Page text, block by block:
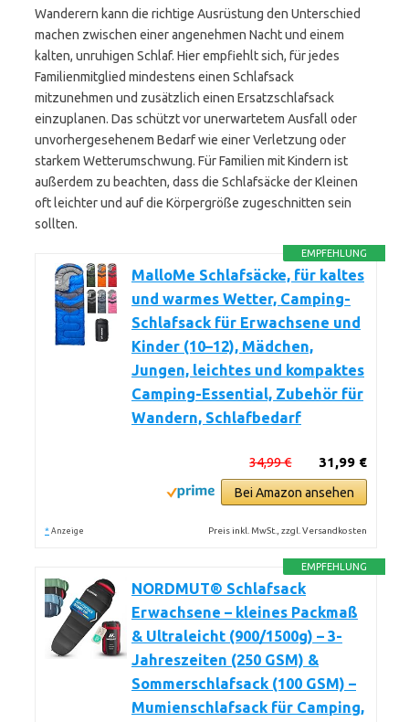
Wanderern kann die richtige Ausrüstung den Unterschied
machen zwischen einer angenehmen Nacht und einem
kalten, unruhigen Schlaf. Hier empfiehlt sich, für jedes
Familienmitglied mindestens einen Schlafsack
mitzunehmen und zusätzlich einen Ersatzschlafsack
einzuplanen. Das schützt vor unerwartetem Ausfall oder
unvorhergesehenem Bedarf wie einer Verletzung oder
starkem Wetterumschwung. Für Familien mit Kindern ist
außerdem zu beachten, dass die Schlafsäcke der Kleinen
oft leichter und auf die Körpergröße zugeschnitten sein
sollten.
EMPFEHLUNG
MalloMe Schlafsäcke, für kaltes
und warmes Wetter, Camping-
Schlafsack für Erwachsene und
Kinder (10–12), Mädchen,
Jungen, leichtes und kompaktes
Camping-Essential, Zubehör für
Wandern, Schlafbedarf
31,99 €
34,99 €
Bei Amazon ansehen
* Anzeige Preis inkl. MwSt., zzgl. Versandkosten
EMPFEHLUNG
NORDMUT® Schlafsack
Erwachsene – kleines Packmaß
& Ultraleicht (900/1500g) – 3-
Jahreszeiten (250 GSM) &
Sommerschlafsack (100 GSM) –
Mumienschlafsack für Camping,